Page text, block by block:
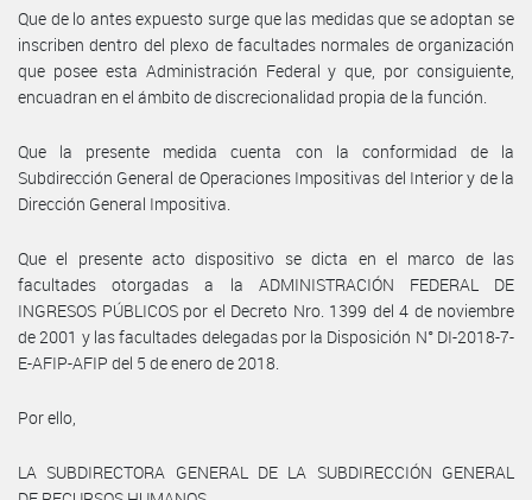
Que de lo antes expuesto surge que las medidas que se adoptan se
inscriben dentro del plexo de facultades normales de organización
que posee esta Administración Federal y que, por consiguiente,
encuadran en el ámbito de discrecionalidad propia de la función.
Que la presente medida cuenta con la conformidad de la
Subdirección General de Operaciones Impositivas del Interior y de la
Dirección General Impositiva.
Que el presente acto dispositivo se dicta en el marco de las
facultades otorgadas a la ADMINISTRACIÓN FEDERAL DE
INGRESOS PÚBLICOS por el Decreto Nro. 1399 del 4 de noviembre
de 2001 y las facultades delegadas por la Disposición N° DI-2018-7-
E-AFIP-AFIP del 5 de enero de 2018.
Por ello,
LA SUBDIRECTORA GENERAL DE LA SUBDIRECCIÓN GENERAL